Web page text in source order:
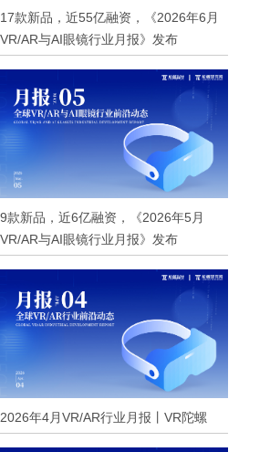
17款新品，近55亿融资，《2026年6月
VR/AR与AI眼镜行业月报》发布
9款新品，近6亿融资，《2026年5月
VR/AR与AI眼镜行业月报》发布
2026年4月VR/AR行业月报丨VR陀螺